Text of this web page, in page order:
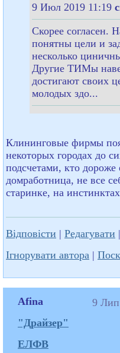
9 Июл 2019 11:19
Скорее согласен.
понятны цели и
несколько
Другие ТИМы
достигают своих
молодых здо...
Клининговые фирмы
некоторых городах до
подсчетами, кто дороже
домработница, не все
старинке, на
Відповісти | Редагувати |
Ігнорувати автора |
Afina
"Драйзер"
ЕЛФВ
9 Лип